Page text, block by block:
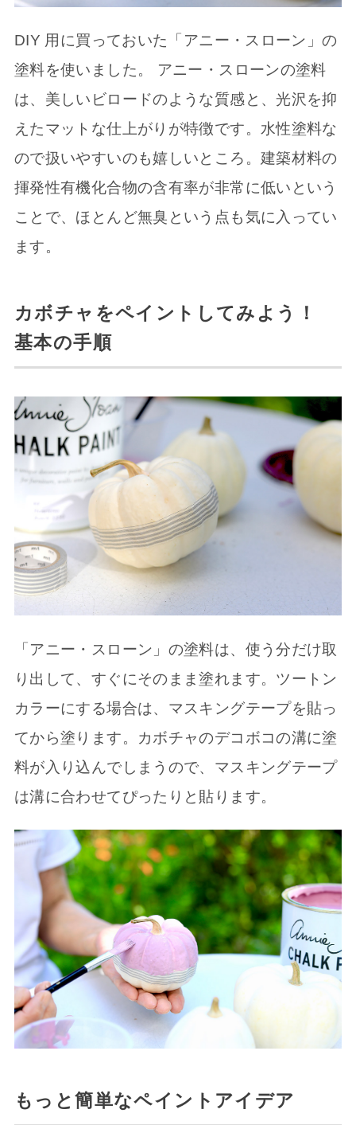
DIY 用に買っておいた「アニー・スローン」の
塗料を使いました。 アニー・スローンの塗料
は、美しいビロードのような質感と、光沢を抑
えたマットな仕上がりが特徴です。水性塗料な
ので扱いやすいのも嬉しいところ。建築材料の
揮発性有機化合物の含有率が非常に低いという
ことで、ほとんど無臭という点も気に入ってい
ます。
カボチャをペイントしてみよう！
基本の手順
「アニー・スローン」の塗料は、使う分だけ取
り出して、すぐにそのまま塗れます。ツートン
カラーにする場合は、マスキングテープを貼っ
てから塗ります。カボチャのデコボコの溝に塗
料が入り込んでしまうので、マスキングテープ
は溝に合わせてぴったりと貼ります。
もっと簡単なペイントアイデア